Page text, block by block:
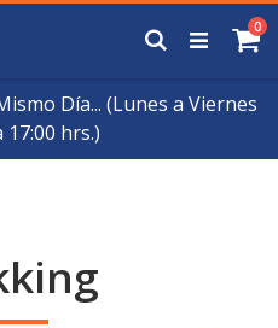
Día... (Lunes a Viernes
17:00 hrs.)
0
Buscar